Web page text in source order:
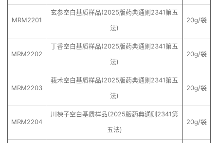
MRM2201
玄参空白基质样品(2025版药典通则2341第五
法)
20g/袋
MRM2202
丁香空白基质样品(2025版药典通则2341第五
法)
20g/袋
MRM2203
莪术空白基质样品(2025版药典通则2341第五
法)
20g/袋
MRM2204
川楝子空白基质样品(2025版药典通则2341第
五法)
20g/袋